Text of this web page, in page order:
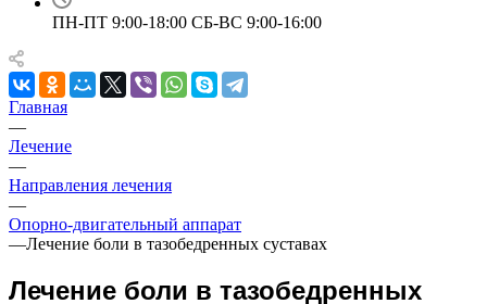
ПН-ПТ 9:00-18:00 СБ-ВС 9:00-16:00
Главная
—
Лечение
—
Направления лечения
—
Опорно-двигательный аппарат
—Лечение боли в тазобедренных суставах
Лечение боли в тазобедренных